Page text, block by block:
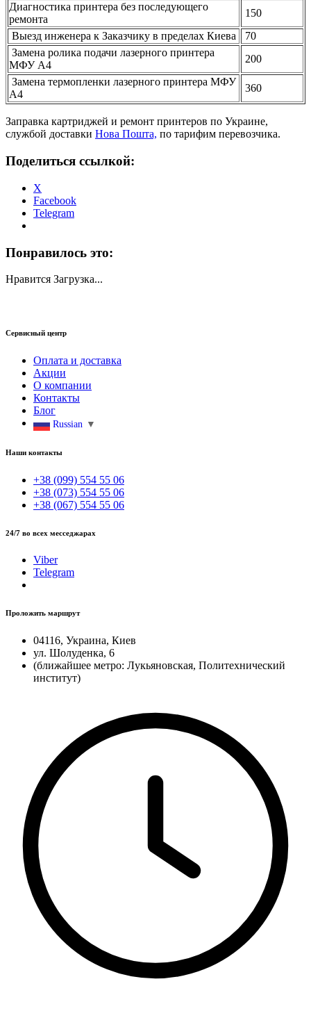
Диагностика принтера без последующего
ремонта
150
Выезд инженера к Заказчику в пределах Киева
70
Замена ролика подачи лазерного принтера
МФУ А4
200
Замена термопленки лазерного принтера МФУ
А4
360
Заправка картриджей и ремонт принтеров по Украине,
службой доставки Нова Пошта, по тарифим перевозчика.
Поделиться ссылкой:
X
Facebook
Telegram
Понравилось это:
Нравится Загрузка...
Сервисный центр
Оплата и доставка
Акции
О компании
Контакты
Блог
Russian ▼
Наши контакты
+38 (099) 554 55 06
+38 (073) 554 55 06
+38 (067) 554 55 06
24/7 во всех месседжарах
Viber
Telegram
Проложить маршрут
04116, Украина, Киев
ул. Шолуденка, 6
(ближайшее метро: Лукьяновская, Политехнический
институт)